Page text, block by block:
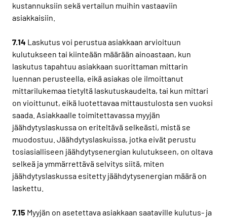
kustannuksiin sekä vertailun muihin vastaaviin
asiakkaisiin.
7.14 Laskutus voi perustua asiakkaan arvioituun
kulutukseen tai kiinteään määrään ainoastaan, kun
laskutus tapahtuu asiakkaan suorittaman mittarin
luennan perusteella, eikä asiakas ole ilmoittanut
mittarilukemaa tietyltä laskutuskaudelta, tai kun mittari
on vioittunut, eikä luotettavaa mittaustulosta sen vuoksi
saada. Asiakkaalle toimitettavassa myyjän
jäähdytyslaskussa on eriteltävä selkeästi, mistä se
muodostuu. Jäähdytyslaskuissa, jotka eivät perustu
tosiasialliseen jäähdytysenergian kulutukseen, on oltava
selkeä ja ymmärrettävä selvitys siitä, miten
jäähdytyslaskussa esitetty jäähdytysenergian määrä on
laskettu.
7.15 Myyjän on asetettava asiakkaan saataville kulutus- ja